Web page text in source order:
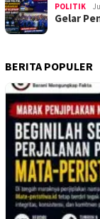
POLITIK
Gelar
BERITA POPULER